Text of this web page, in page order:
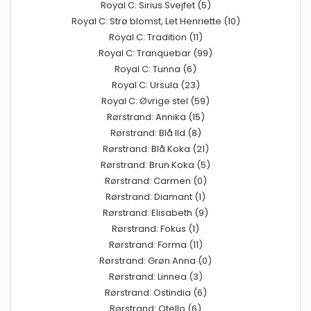
Royal C: Sirius Svejfet (5)
Royal C: Strø blomst, Let Henriette (10)
Royal C: Tradition (11)
Royal C: Tranquebar (99)
Royal C: Tunna (6)
Royal C: Ursula (23)
Royal C: Øvrige stel (59)
Rørstrand: Annika (15)
Rørstrand: Blå Ild (8)
Rørstrand: Blå Koka (21)
Rørstrand: Brun Koka (5)
Rørstrand: Carmen (0)
Rørstrand: Diamant (1)
Rørstrand: Elisabeth (9)
Rørstrand: Fokus (1)
Rørstrand: Forma (11)
Rørstrand: Grøn Anna (0)
Rørstrand: Linnea (3)
Rørstrand: Ostindia (6)
Rørstrand: Otello (6)